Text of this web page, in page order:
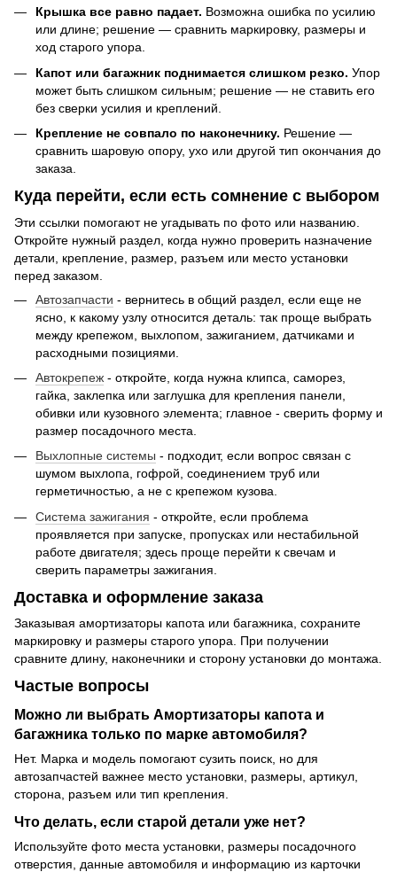
Крышка все равно падает. Возможна ошибка по усилию
или длине; решение — сравнить маркировку, размеры и
ход старого упора.
Капот или багажник поднимается слишком резко. Упор
может быть слишком сильным; решение — не ставить его
без сверки усилия и креплений.
Крепление не совпало по наконечнику. Решение —
сравнить шаровую опору, ухо или другой тип окончания до
заказа.
Куда перейти, если есть сомнение с выбором
Эти ссылки помогают не угадывать по фото или названию.
Откройте нужный раздел, когда нужно проверить назначение
детали, крепление, размер, разъем или место установки
перед заказом.
Автозапчасти - вернитесь в общий раздел, если еще не
ясно, к какому узлу относится деталь: так проще выбрать
между крепежом, выхлопом, зажиганием, датчиками и
расходными позициями.
Автокрепеж - откройте, когда нужна клипса, саморез,
гайка, заклепка или заглушка для крепления панели,
обивки или кузовного элемента; главное - сверить форму и
размер посадочного места.
Выхлопные системы - подходит, если вопрос связан с
шумом выхлопа, гофрой, соединением труб или
герметичностью, а не с крепежом кузова.
Система зажигания - откройте, если проблема
проявляется при запуске, пропусках или нестабильной
работе двигателя; здесь проще перейти к свечам и
сверить параметры зажигания.
Доставка и оформление заказа
Заказывая амортизаторы капота или багажника, сохраните
маркировку и размеры старого упора. При получении
сравните длину, наконечники и сторону установки до монтажа.
Частые вопросы
Можно ли выбрать Амортизаторы капота и
багажника только по марке автомобиля?
Нет. Марка и модель помогают сузить поиск, но для
автозапчастей важнее место установки, размеры, артикул,
сторона, разъем или тип крепления.
Что делать, если старой детали уже нет?
Используйте фото места установки, размеры посадочного
отверстия, данные автомобиля и информацию из карточки